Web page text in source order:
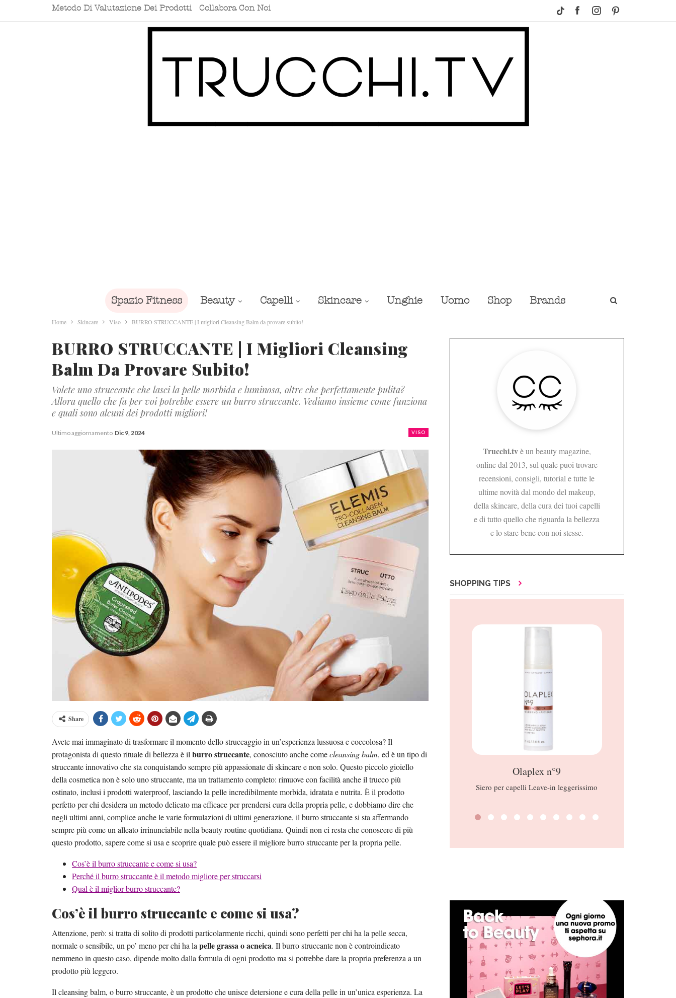
Metodo Di Valutazione Dei Prodotti Collabora Con Noi
Spazio Fitness Beauty Capelli Skincare Unghie Uomo Shop Brands
Home Skincare Viso BURRO STRUCCANTE | I migliori Cleansing Balm da provare subito!
BURRO STRUCCANTE | I Migliori Cleansing
Balm Da Provare Subito!
Volete uno struccante che lasci la pelle morbida e luminosa, oltre che perfettamente pulita?
Allora quello che fa per voi potrebbe essere un burro struccante. Vediamo insieme come funziona
e quali sono alcuni dei prodotti migliori!
VISO
Ultimo aggiornamento Dic 9, 2024
Share
Avete mai immaginato di trasformare il momento dello struccaggio in un’esperienza lussuosa e coccolosa? Il
protagonista di questo rituale di bellezza è il burro struccante, conosciuto anche comecleansing balm, ed è un tipo di
struccante innovativo che sta conquistando sempre più appassionate di skincare e non solo. Questo piccolo gioiello
della cosmetica non è solo uno struccante, ma un trattamento completo: rimuove con facilità anche il trucco più
ostinato, inclusi i prodotti waterproof, lasciando la pelle incredibilmente morbida, idratata e nutrita. È il prodotto
perfetto per chi desidera un metodo delicato ma efficace per prendersi cura della propria pelle, e dobbiamo dire che
negli ultimi anni, complice anche le varie formulazioni di ultimi generazione, il burro struccante si sta affermando
sempre più come un alleato irrinunciabile nella beauty routine quotidiana. Quindi non ci resta che conoscere di più
questo prodotto, sapere come si usa e scoprire quale può essere il migliore burro struccante per la propria pelle.
Cos’è il burro struccante e come si usa?
Perché il burro struccante è il metodo migliore per struccarsi
Qual è il miglior burro struccante?
Cos’è il burro struccante e come si usa?
Attenzione, però: si tratta di solito di prodotti particolarmente ricchi, quindi sono perfetti per chi ha la pelle secca,
normale o sensibile, un po’ meno per chi ha la pelle grassa o acneica. Il burro struccante non è controindicato
nemmeno in questo caso, dipende molto dalla formula di ogni prodotto ma si potrebbe dare la propria preferenza a un
prodotto più leggero.
Il cleansing balm, o burro struccante, è un prodotto che unisce detersione e cura della pelle in un’unica esperienza. La
Trucchi.tvè un beauty magazine,
online dal 2013, sul quale puoi trovare
recensioni, consigli, tutorial e tutte le
ultime novità dal mondo del makeup,
della skincare, della cura dei tuoi capelli
e di tutto quello che riguarda la bellezza
e lo stare bene con noi stesse.
SHOPPING TIPS
Olaplex n°9
Siero per capelli Leave-in leggerissimo